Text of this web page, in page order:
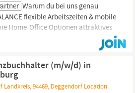
Warum du bei uns genau
flexible Arbeitszeiten & mobile
Home-Office Optionen attraktives
Lage Top-
Büroausstattung
moderne IT- und Telko-
attraktives Gehalt mit...
(m/w/d) in
Landkreis, 94469, Deggendorf Location